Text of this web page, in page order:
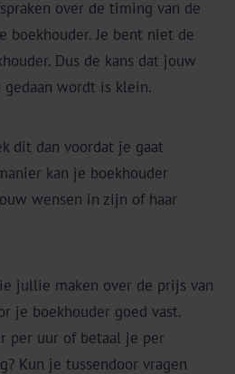
over de timing van de
boekhouder. Je bent niet de
Dus de kans dat jouw
wordt is klein.
dit dan voordat je gaat
kan je boekhouder
wensen in zijn of haar
jullie maken over de prijs van
je boekhouder goed vast.
per uur of betaal je per
Kun je tussendoor vragen